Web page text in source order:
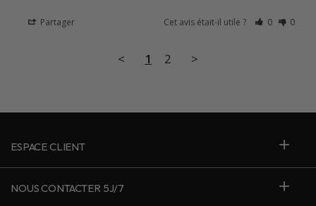
Partager Cet avis était-il utile ? 0 0
< 1 2 >
ESPACE CLIENT
NOUS CONTACTER 5J/7